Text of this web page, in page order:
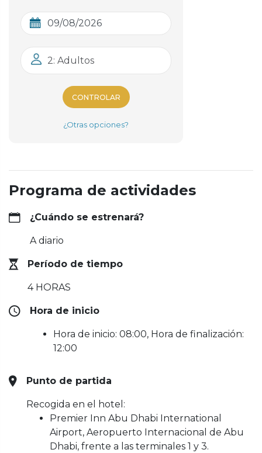
2: Adultos
CONTROLAR
¿Otras opciones?
Programa de actividades
¿Cuándo se estrenará?
A diario
Período de tiempo
4 HORAS
Hora de inicio
Hora de inicio: 08:00, Hora de finalización:
12:00
Punto de partida
Recogida en el hotel:
Premier Inn Abu Dhabi International
Airport, Aeropuerto Internacional de Abu
Dhabi, frente a las terminales 1 y 3.